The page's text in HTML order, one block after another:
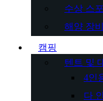
수상 스
해양 장비
캠핑
텐트 및
4인
다